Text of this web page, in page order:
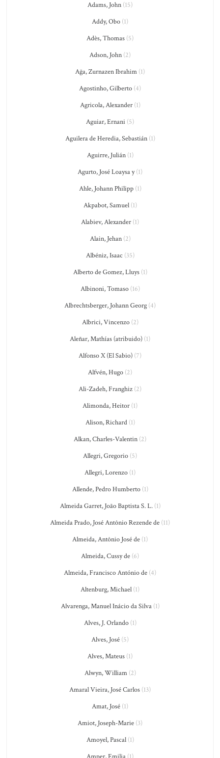
Adams, John (15)
Addy, Obo (1)
Adès, Thomas (5)
Adson, John (2)
Ağa, Zurnazen Ibrahim (1)
Agostinho, Gilberto (4)
Agricola, Alexander(1)
Aguiar, Ernani (5)
Aguilera de Heredia, Sebastián(1)
Aguirre, Julián(1)
Agurto, José Loaysa y(1)
Ahle, Johann Philipp(1)
Akpabot, Samuel(1)
Alabiev, Alexander (1)
Alain, Jehan(2)
Albéniz, Isaac (35)
Alberto de Gomez, Lluys(1)
Albinoni, Tomaso(16)
Albrechtsberger, Johann Georg (4)
Albrici, Vincenzo(2)
Aleñar, Mathías (atribuido) (1)
Alfonso X (El Sabio) (7)
Alfvén, Hugo (2)
Ali-Zadeh, Franghiz (2)
Alimonda, Heitor (1)
Alison, Richard(1)
Alkan, Charles-Valentin (2)
Allegri, Gregorio (5)
Allegri, Lorenzo (1)
Allende, Pedro Humberto(1)
Almeida Garret, João Baptista S. L.(1)
Almeida Prado, José Antônio Rezende de (11)
Almeida, Antônio José de (1)
Almeida, Cussy de (6)
Almeida, Francisco António de (4)
Altenburg, Michael (1)
Alvarenga, Manuel Inácio da Silva(1)
Alves, J. Orlando(1)
Alves, José (5)
Alves, Mateus (1)
Alwyn, William(2)
Amaral Vieira, José Carlos (13)
Amat, José (1)
Amiot, Joseph-Marie (3)
Amoyel, Pascal(1)